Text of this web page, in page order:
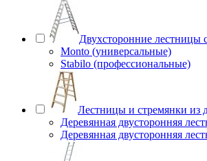
Двухсторонние лестницы
Monto (универсальные)
Stabilo (профессиональные)
Лестницы и стремянки из
Деревянная двусторонняя
Деревянная двусторонняя